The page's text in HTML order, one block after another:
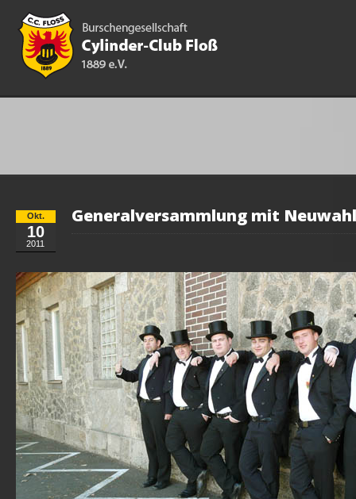
Okt.
10
2011
Generalversammlung mit